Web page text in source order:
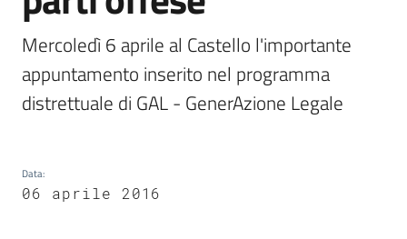
Prenotazione
appuntamenti
A
e
r
Mercoledì 6 aprile al Castello l'importante
appuntamento inserito nel programma
distrettuale di GAL - GenerAzione Legale
Data:
06 aprile 2016